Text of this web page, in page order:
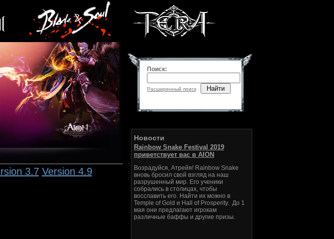
3.7 Version 4.9
Поиск:
Расширенный поиск Найти
Новости
Rainbow Snake Festival 2019
приветствует вас в AION
Возрадуйся, Атрейя! Rainbow Snake
вновь бросил свой взгляд на наш
разрушенный мир. Его ученики
собрались в столицах, чтобы
восславить его. Найти их можно в
Temple of Gold и Hall of Prosperity. До 1
мая они предлагают игрокам
различные баффы и другие призы.